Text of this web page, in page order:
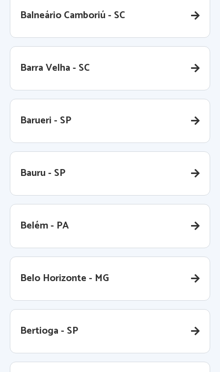
Balneário Camboriú - SC
Barra Velha - SC
Barueri - SP
Bauru - SP
Belém - PA
Belo Horizonte - MG
Bertioga - SP